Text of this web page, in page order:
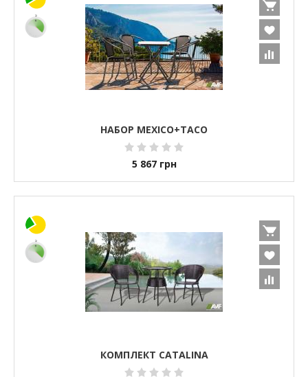
НАБОР MEXICO+TACO
5 867 грн
КОМПЛЕКТ CATALINA